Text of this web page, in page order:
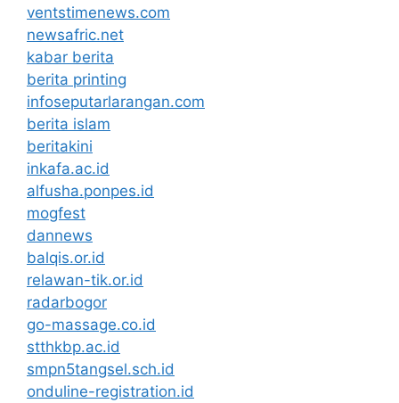
ventstimenews.com
newsafric.net
kabar berita
berita printing
infoseputarlarangan.com
berita islam
beritakini
inkafa.ac.id
alfusha.ponpes.id
mogfest
dannews
balqis.or.id
relawan-tik.or.id
radarbogor
go-massage.co.id
stthkbp.ac.id
smpn5tangsel.sch.id
onduline-registration.id